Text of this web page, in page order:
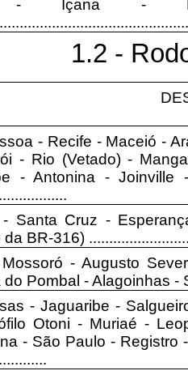
- Içana -
1.2 -
- Recife - Maceió -
- Rio (Vetado) -
- Antonina - Joinville
Santa Cruz -
BR-316)
- Augusto
Pombal - Alagoinhas -
- Jaguaribe -
Otoni - Muriaé -
- São Paulo - Registro